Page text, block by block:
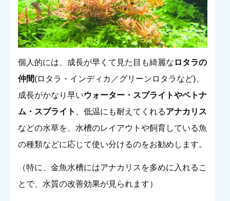
個人的には、成長が早くて見た目も綺麗な ロタラの
仲間(ロタラ・インディカ／グリーンロタラなど)、
成長がかなり早いウォーター・スプライトやベトナ
ム・スプライト
、低温にも耐えてくれるアナカリス
などの水草を、水槽のレイアウトや飼育している魚
の種類などに応じて使い分けるのをお勧めします。
（特に、金魚水槽にはアナカリスを多めに入れるこ
とで、水質の改善効果が見られます）